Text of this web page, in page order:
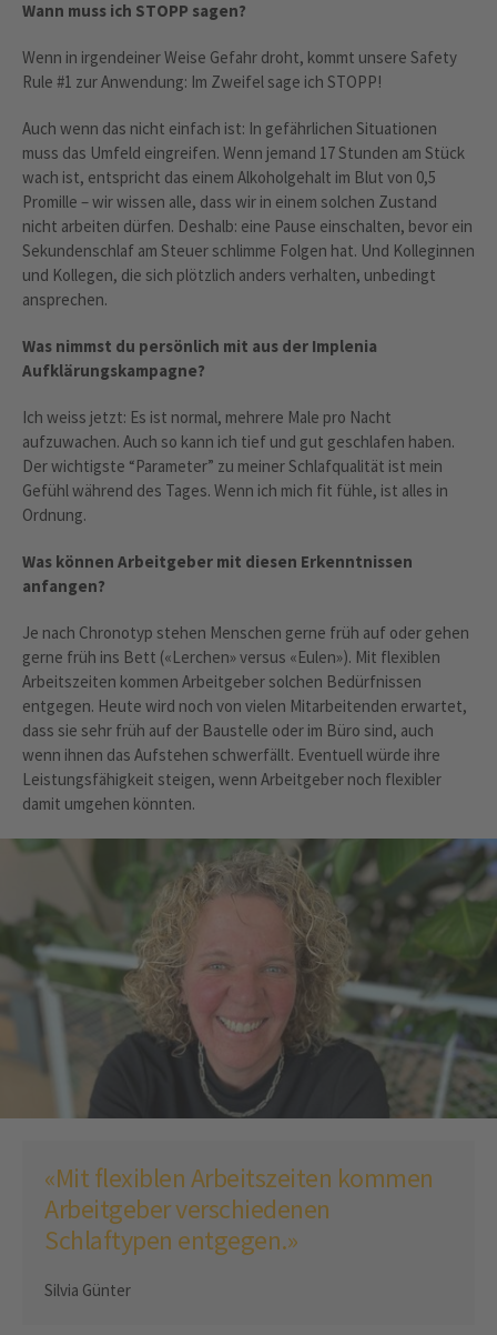
Wann muss ich STOPP sagen?
Wenn in irgendeiner Weise Gefahr droht, kommt unsere Safety
Rule #1 zur Anwendung: Im Zweifel sage ich STOPP!
Auch wenn das nicht einfach ist: In gefährlichen Situationen
muss das Umfeld eingreifen. Wenn jemand 17 Stunden am Stück
wach ist, entspricht das einem Alkoholgehalt im Blut von 0,5
Promille – wir wissen alle, dass wir in einem solchen Zustand
nicht arbeiten dürfen. Deshalb: eine Pause einschalten, bevor ein
Sekundenschlaf am Steuer schlimme Folgen hat. Und Kolleginnen
und Kollegen, die sich plötzlich anders verhalten, unbedingt
ansprechen.
Was nimmst du persönlich mit aus der Implenia
Aufklärungskampagne?
Ich weiss jetzt: Es ist normal, mehrere Male pro Nacht
aufzuwachen. Auch so kann ich tief und gut geschlafen haben.
Der wichtigste “Parameter” zu meiner Schlafqualität ist mein
Gefühl während des Tages. Wenn ich mich fit fühle, ist alles in
Ordnung.
Was können Arbeitgeber mit diesen Erkenntnissen
anfangen?
Je nach Chronotyp stehen Menschen gerne früh auf oder gehen
gerne früh ins Bett («Lerchen» versus «Eulen»). Mit flexiblen
Arbeitszeiten kommen Arbeitgeber solchen Bedürfnissen
entgegen. Heute wird noch von vielen Mitarbeitenden erwartet,
dass sie sehr früh auf der Baustelle oder im Büro sind, auch
wenn ihnen das Aufstehen schwerfällt. Eventuell würde ihre
Leistungsfähigkeit steigen, wenn Arbeitgeber noch flexibler
damit umgehen könnten.
«Mit flexiblen Arbeitszeiten kommen
Arbeitgeber verschiedenen
Schlaftypen entgegen.»
Silvia Günter